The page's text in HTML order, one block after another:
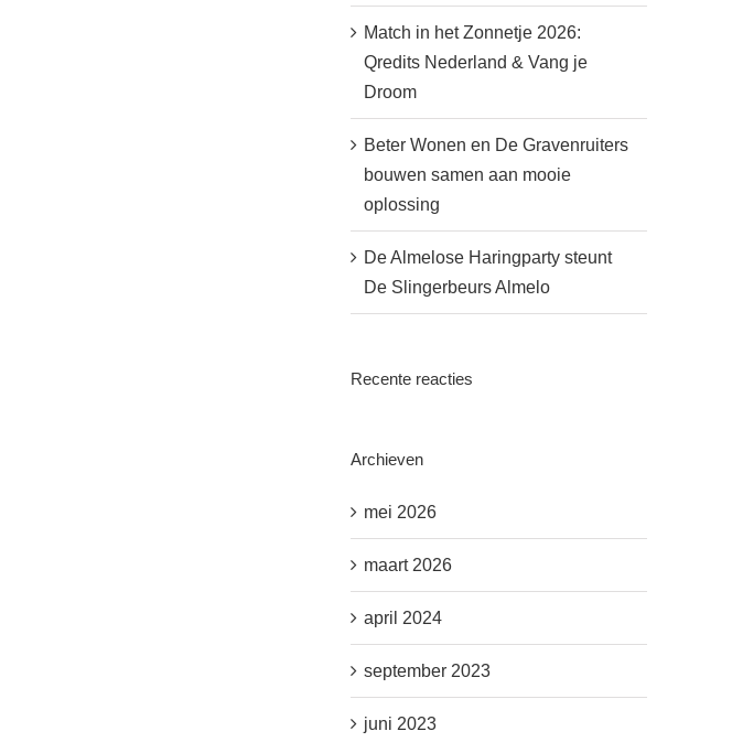
Match in het Zonnetje 2026:
Qredits Nederland & Vang je
Droom
Beter Wonen en De Gravenruiters
bouwen samen aan mooie
oplossing
De Almelose Haringparty steunt
De Slingerbeurs Almelo
Recente reacties
Archieven
mei 2026
maart 2026
april 2024
september 2023
juni 2023